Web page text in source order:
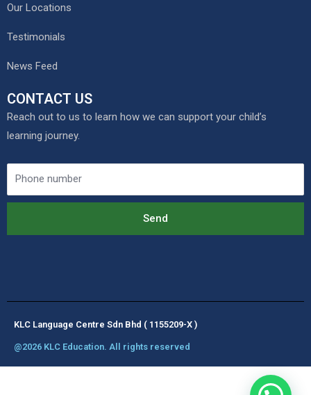
Our Locations
Testimonials
News Feed
CONTACT US
Reach out to us to learn how we can support your child’s
learning journey.
Send
KLC Language Centre Sdn Bhd ( 1155209-X )
@2026 KLC Education. All rights reserved